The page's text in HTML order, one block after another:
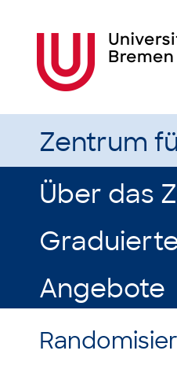
Zentrum
Über das
Angebote